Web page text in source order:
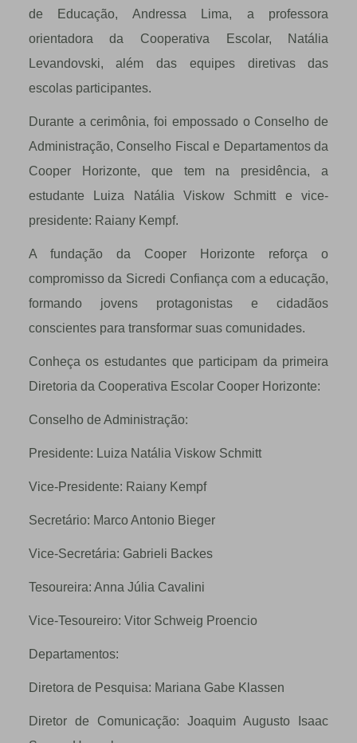
de Educação, Andressa Lima, a professora
orientadora da Cooperativa Escolar, Natália
Levandovski, além das equipes diretivas das
escolas participantes.
Durante a cerimônia, foi empossado o Conselho de
Administração, Conselho Fiscal e Departamentos da
Cooper Horizonte, que tem na presidência, a
estudante Luiza Natália Viskow Schmitt e vice-
presidente: Raiany Kempf.
A fundação da Cooper Horizonte reforça o
compromisso da Sicredi Confiança com a educação,
formando jovens protagonistas e cidadãos
conscientes para transformar suas comunidades.
Conheça os estudantes que participam da primeira
Diretoria da Cooperativa Escolar Cooper Horizonte:
Conselho de Administração:
Presidente: Luiza Natália Viskow Schmitt
Vice-Presidente: Raiany Kempf
Secretário: Marco Antonio Bieger
Vice-Secretária: Gabrieli Backes
Tesoureira: Anna Júlia Cavalini
Vice-Tesoureiro: Vitor Schweig Proencio
Departamentos:
Diretora de Pesquisa: Mariana Gabe Klassen
Diretor de Comunicação: Joaquim Augusto Isaac